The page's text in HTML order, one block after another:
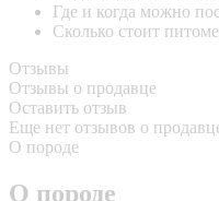
Где и когда можно
Сколько стоит
Отзывы
Отзывы о продавце
Оставить отзыв
Еще нет отзывов о
О породе
О породе